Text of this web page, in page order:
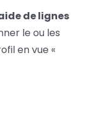
de lignes
le ou les
en vue «